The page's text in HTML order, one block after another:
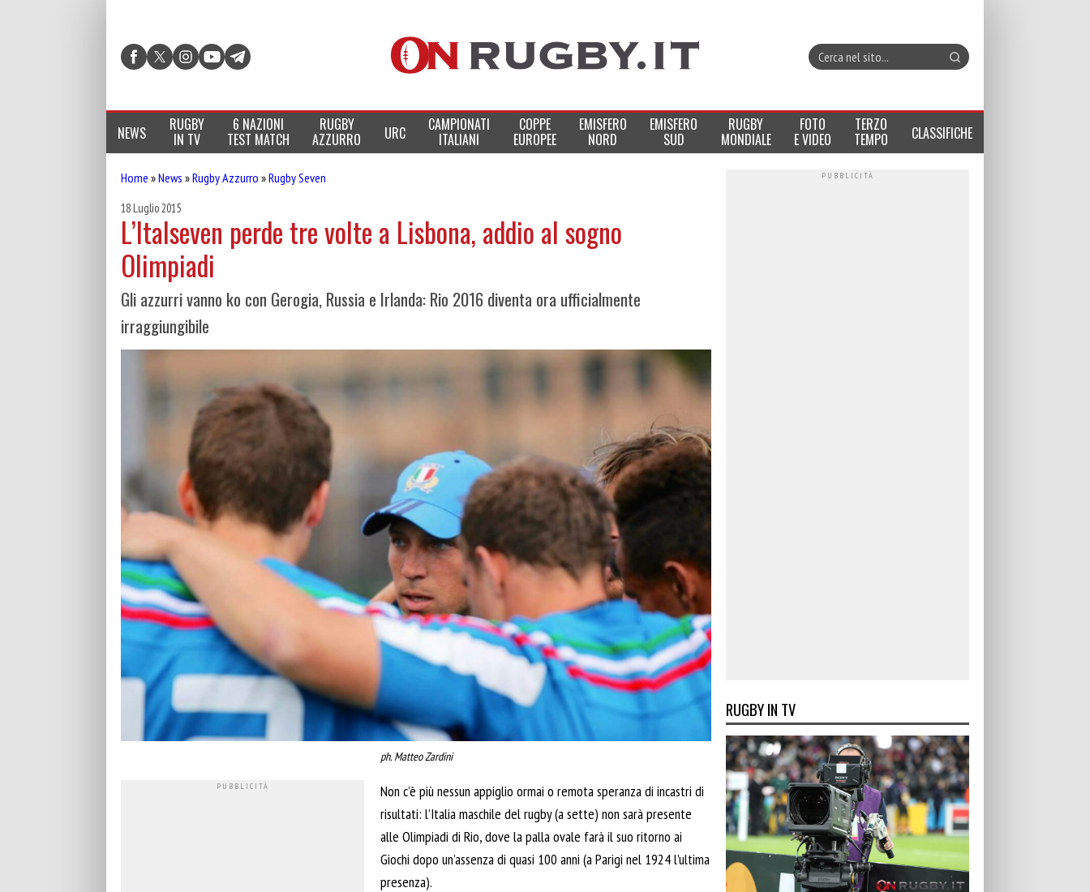
NEWS RUGBY
IN TV
6 NAZIONI
TEST MATCH
RUGBY
AZZURRO URC CAMPIONATI
ITALIANI
COPPE
EUROPEE
EMISFERO
NORD
EMISFERO
SUD
RUGBY
MONDIALE
FOTO
E VIDEO
TERZO
TEMPO CLASSIFICHE
Home »News »Rugby Azzurro »Rugby Seven
18 Luglio 2015
L’Italseven perde tre volte a Lisbona, addio al sogno
Olimpiadi
Gli azzurri vanno ko con Gerogia, Russia e Irlanda: Rio 2016 diventa ora ufficialmente
irraggiungibile
ph. Matteo Zardini
Non c’è più nessun appiglio ormai o remota speranza di incastri di
risultati: l’Italia maschile del rugby (a sette) non sarà presente
alle Olimpiadi di Rio, dove la palla ovale farà il suo ritorno ai
Giochi dopo un’assenza di quasi 100 anni (a Parigi nel 1924 l’ultima
presenza).
RUGBY IN TV